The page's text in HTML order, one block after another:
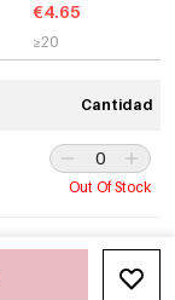
€4.65
≥20
Cantidad
Out Of Stock